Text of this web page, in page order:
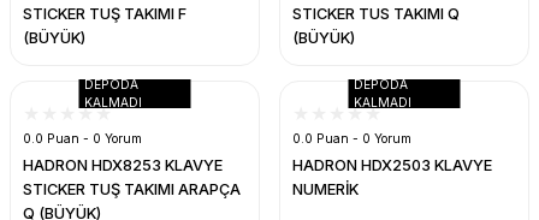
STICKER TUŞ TAKIMI F
(BÜYÜK)
STICKER TUS TAKIMI Q
(BÜYÜK)
DEPODA
KALMADI
0.0 Puan - 0 Yorum
HADRON HDX8253 KLAVYE
STICKER TUŞ TAKIMI ARAPÇA
Q (BÜYÜK)
DEPODA
KALMADI
0.0 Puan - 0 Yorum
HADRON HDX2503 KLAVYE
NUMERİK